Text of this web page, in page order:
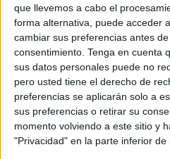
que llevemos a cabo el
forma alternativa, puede acceder
cambiar sus preferencias antes
consentimiento. Tenga en cuenta
sus datos personales puede no
pero usted tiene el derecho de
preferencias se aplicarán solo a
sus preferencias o retirar su
momento volviendo a este sitio y
"Privacidad" en la parte inferior de